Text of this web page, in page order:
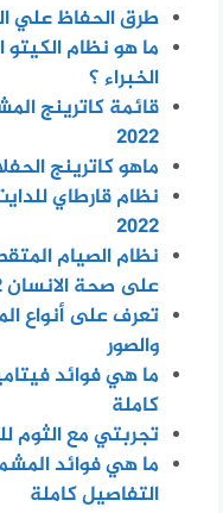
طرق الحفاظ علي
ما هو نظام
الخبراء ؟
قائمة كاترينج
2022
ماهو كاترينج
نظام قارطاي
2022
نظام الصيام
على صحة الانسان 2022
تعرف على أنواع
والصور
ما هي فوائد
كاملة
تجربتي مع الثوم
ما هي فوائد
التفاصيل كاملة